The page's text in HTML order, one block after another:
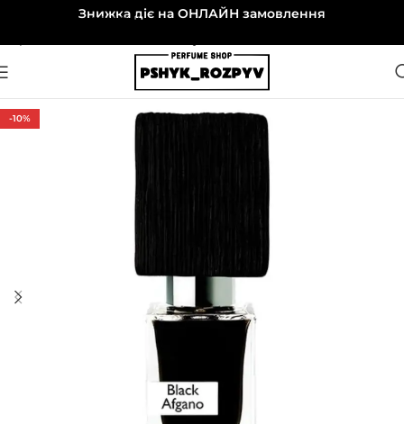
Перейти до навігаціїЗнижка діє на ОНЛАЙН замовлення
-10%